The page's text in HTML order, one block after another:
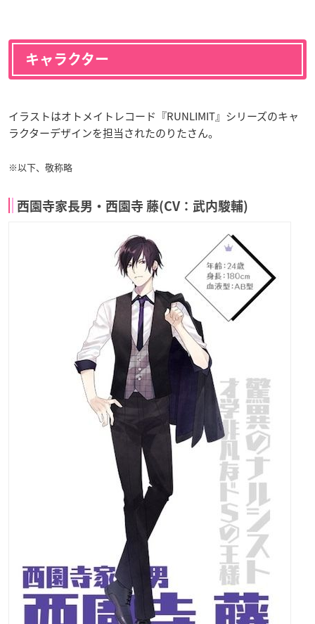
キャラクター
イラストはオトメイトレコード『RUNLIMIT』シリーズのキャ
ラクターデザインを担当されたのりたさん。
※以下、敬称略
西園寺家長男・西園寺 藤(CV：武内駿輔)